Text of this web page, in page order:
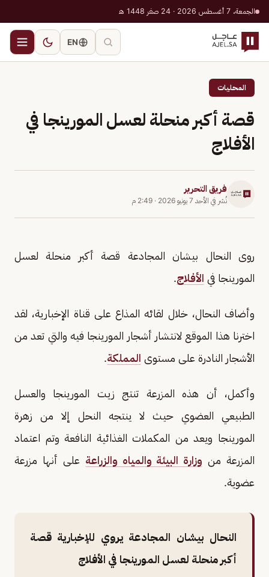
الجمعة، 7 أغسطس 2026 · 24 صفر 1448 هـ
EN
المحليات
قصة أكبر منحلة لعسل المورينجا في
الأفلاج
فريق التحرير
نُشر في الأحد 7 يونيو 2026 · 2:49 م
روى النحال بيشان المجادعة قصة أكبر منحلة لعسل
المورينجا في الأفلاج.
وأضاف النحال، خلال لقائه المذاع على قناة الإخبارية، لقد
اخترنا هذا الموقع لانتشار أشجار المورينجا فيه والتي تعد من
الأشجار النادرة على مستوى المملكة.
وأكمل، أن هذه المزرعة تنتج زيت المورينجا والعسل
الطبيعي العضوي حيث لا ينتجه النحل إلا من زهرة
المورينجا ويعد من المكملات الغذائية النافعة وتم اعتماد
المزرعة من وزارة البيئة والمياه والزراعة على أنها مزرعة
عضوية.
النحال بيشان المجادعة يروي للإخبارية قصة
أكبر منحلة لعسل المورينجا في الأفلاج